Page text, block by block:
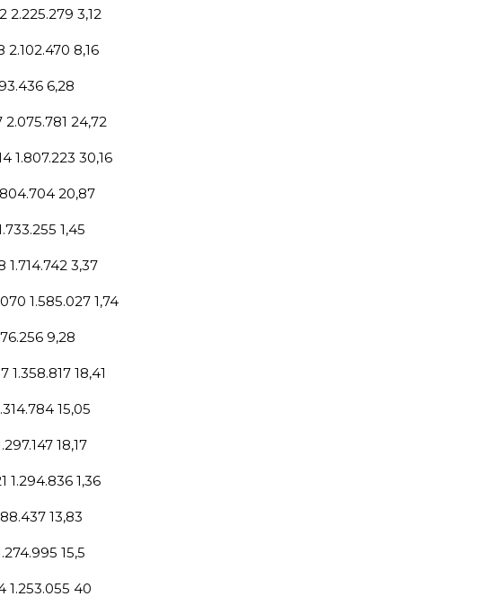
2.225.279 3,12
8,16
6,28
24,72
1.807.223 30,16
20,87
1,45
1.714.742 3,37
1.585.027 1,74
9,28
1.358.817 18,41
15,05
18,17
1.294.836 1,36
13,83
15,5
1.253.055 40